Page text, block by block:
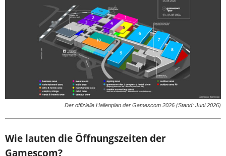
Der offizielle Hallenplan der Gamescom 2026 (Stand: Juni 2026)
Wie lauten die Öffnungszeiten der
Gamescom?